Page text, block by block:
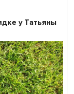
у Татьяны